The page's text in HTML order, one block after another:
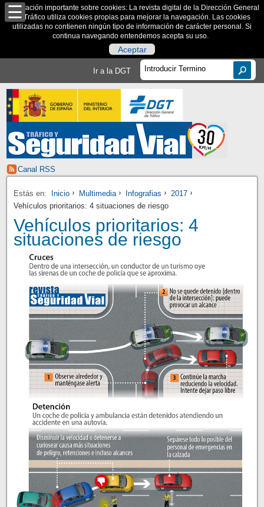
Información importante sobre cookies: La revista digital de la Dirección General
de Tráfico utiliza cookies propias para mejorar la navegación. Las cookies
utilizadas no contienen ningún tipo de información de carácter personal. Si
continua navegando entendemos acepta su uso.
Aceptar
Ir a la DGT
Canal RSS
Estás en: Inicio Multimedia Infografias
2017
Vehículos prioritarios: 4 situaciones de riesgo
Vehículos prioritarios: 4
situaciones de riesgo